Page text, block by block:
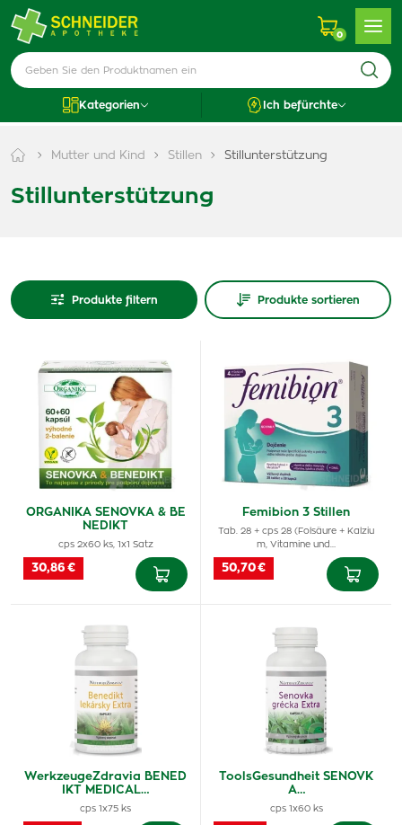
0
Kategorien Ich befürchte
Mutter und Kind Stillen Stillunterstützung
Stillunterstützung
Produkte filtern Produkte sortieren
ORGANIKA SENOVKA & BE
NEDIKT
cps 2x60 ks, 1x1 Satz
30,86 €
Femibion ​​​​3 Stillen
Tab. 28 + cps 28 (Folsäure + Kalziu
m, Vitamine und…
50,70 €
WerkzeugeZdravia BENED
IKT MEDICAL…
cps 1x75 ks
ToolsGesundheit SENOVK
A…
cps 1x60 ks